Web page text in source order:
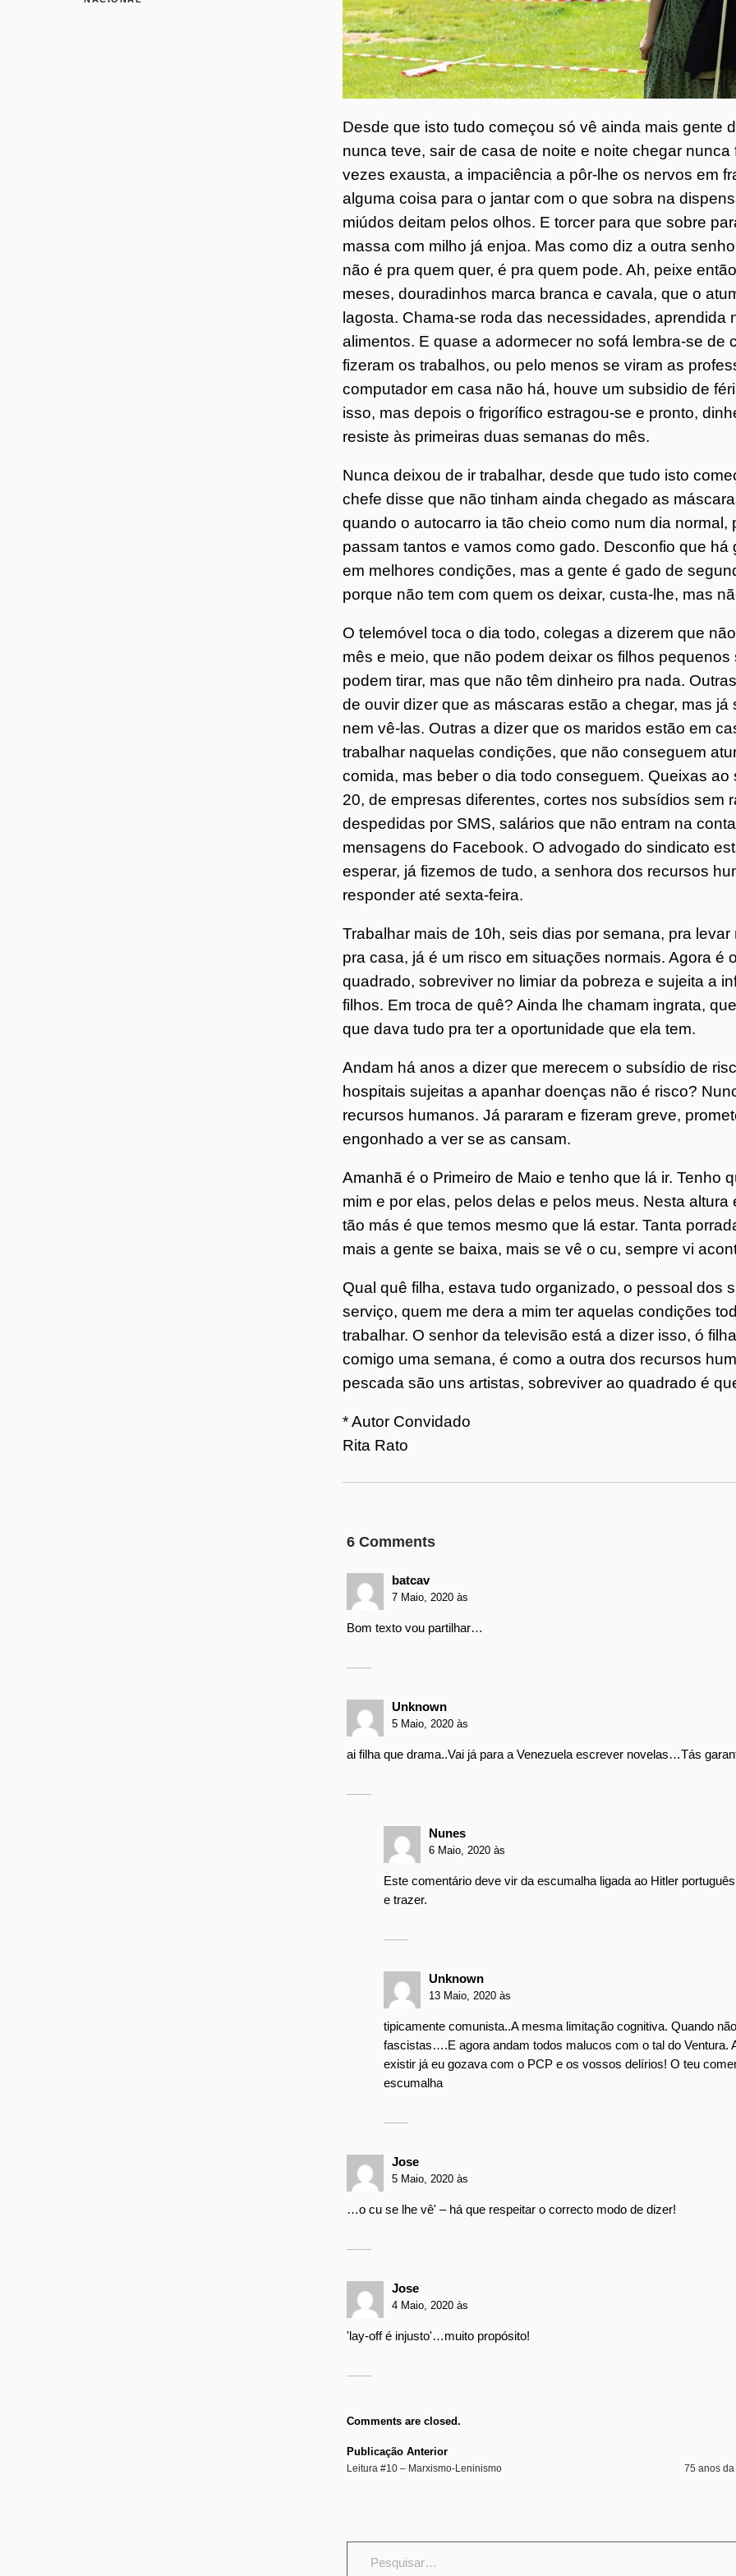
o
7
4
Desde que isto tudo começou só vê ainda mais gente
nunca teve, sair de casa de noite e noite chegar nunca
vezes exausta, a impaciência a pôr-lhe os nervos em
alguma coisa para o jantar com o que sobra na
miúdos deitam pelos olhos. E torcer para que sobre
massa com milho já enjoa. Mas como diz a outra
não é pra quem quer, é pra quem pode. Ah, peixe
meses, douradinhos marca branca e cavala, que o
lagosta. Chama-se roda das necessidades, aprendida
alimentos. E quase a adormecer no sofá lembra-se de
fizeram os trabalhos, ou pelo menos se viram as
computador em casa não há, houve um subsidio de
isso, mas depois o frigorífico estragou-se e pronto,
resiste às primeiras duas semanas do mês.
Nunca deixou de ir trabalhar, desde que tudo isto
chefe disse que não tinham ainda chegado as
quando o autocarro ia tão cheio como num dia normal,
passam tantos e vamos como gado. Desconfio que há
em melhores condições, mas a gente é gado de
porque não tem com quem os deixar, custa-lhe, mas
O telemóvel toca o dia todo, colegas a dizerem que
mês e meio, que não podem deixar os filhos
podem tirar, mas que não têm dinheiro pra nada.
de ouvir dizer que as máscaras estão a chegar, mas
nem vê-las. Outras a dizer que os maridos estão em
trabalhar naquelas condições, que não conseguem
comida, mas beber o dia todo conseguem. Queixas ao
20, de empresas diferentes, cortes nos subsídios sem
despedidas por SMS, salários que não entram na
mensagens do Facebook. O advogado do sindicato
esperar, já fizemos de tudo, a senhora dos recursos
responder até sexta-feira.
Trabalhar mais de 10h, seis dias por semana, pra
pra casa, já é um risco em situações normais. Agora é
quadrado, sobreviver no limiar da pobreza e sujeita a
filhos. Em troca de quê? Ainda lhe chamam ingrata,
que dava tudo pra ter a oportunidade que ela tem.
Andam há anos a dizer que merecem o subsídio de
hospitais sujeitas a apanhar doenças não é risco?
recursos humanos. Já pararam e fizeram greve,
engonhado a ver se as cansam.
Amanhã é o Primeiro de Maio e tenho que lá ir. Tenho
mim e por elas, pelos delas e pelos meus. Nesta
tão más é que temos mesmo que lá estar. Tanta
mais a gente se baixa, mais se vê o cu, sempre vi
Qual quê filha, estava tudo organizado, o pessoal dos
serviço, quem me dera a mim ter aquelas condições
trabalhar. O senhor da televisão está a dizer isso, ó
comigo uma semana, é como a outra dos recursos
pescada são uns artistas, sobreviver ao quadrado é
* Autor Convidado
Rita Rato
6 Comments
batcav
7 Maio, 2020 às
Bom texto vou partilhar…
Unknown
5 Maio, 2020 às
ai filha que drama..Vai já para a Venezuela escrever novelas…Tás
Nunes
6 Maio, 2020 às
Este comentário deve vir da escumalha ligada ao Hitler
e trazer.
Unknown
13 Maio, 2020 às
tipicamente comunista..A mesma limitação cognitiva. Quando
fascistas….E agora andam todos malucos com o tal do Ventura.
existir já eu gozava com o PCP e os vossos delírios! O teu
escumalha
Jose
5 Maio, 2020 às
…o cu se lhe vê' – há que respeitar o correcto modo de dizer!
Jose
4 Maio, 2020 às
'lay-off é injusto'…muito propósito!
Comments are closed.
Publicação Anterior
Leitura #10 – Marxismo-Leninismo 75 anos